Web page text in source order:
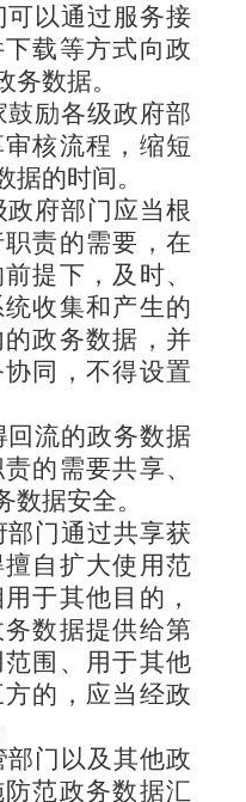
以通过服务接
载等方式向政
数据。
鼓励各级政府部
核流程，缩短
的时间。
政府部门应当根
责的需要，在
提下，及时、
收集和产生的
政务数据，并
同，不得设置
流的政务数据
的需要共享、
据安全。
部门通过共享获
自扩大使用范
于其他目的，
数据提供给第
围、用于其他
的，应当经政
门以及其他政
范政务数据汇